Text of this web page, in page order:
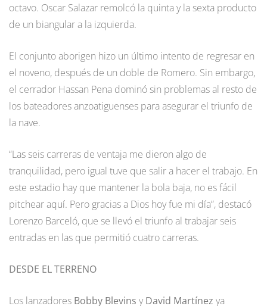
octavo. Oscar Salazar remolcó la quinta y la sexta producto
de un biangular a la izquierda.
El conjunto aborigen hizo un último intento de regresar en
el noveno, después de un doble de Romero. Sin embargo,
el cerrador Hassan Pena dominó sin problemas al resto de
los bateadores anzoatiguenses para asegurar el triunfo de
la nave.
“Las seis carreras de ventaja me dieron algo de
tranquilidad, pero igual tuve que salir a hacer el trabajo. En
este estadio hay que mantener la bola baja, no es fácil
pitchear aquí. Pero gracias a Dios hoy fue mi día”, destacó
Lorenzo Barceló, que se llevó el triunfo al trabajar seis
entradas en las que permitió cuatro carreras.
DESDE EL TERRENO
Los lanzadores Bobby Blevins yDavid Martínez ya